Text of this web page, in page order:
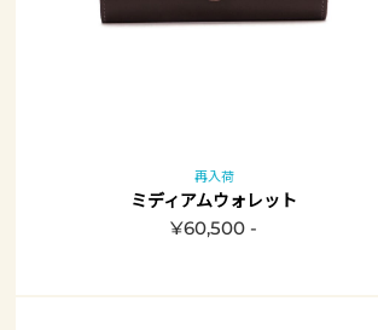
再入荷
ミディアムウォレット
¥60,500 -